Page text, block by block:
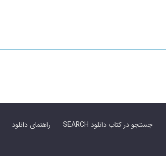
راهنمای دانلود SEARCH جستجو در کتاب دانلود